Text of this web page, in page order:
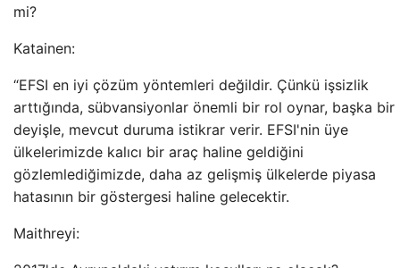
mi?
Katainen:
“EFSI en iyi çözüm yöntemleri değildir. Çünkü işsizlik
arttığında, sübvansiyonlar önemli bir rol oynar, başka bir
deyişle, mevcut duruma istikrar verir. EFSI'nin üye
ülkelerimizde kalıcı bir araç haline geldiğini
gözlemlediğimizde, daha az gelişmiş ülkelerde piyasa
hatasının bir göstergesi haline gelecektir.
Maithreyi: